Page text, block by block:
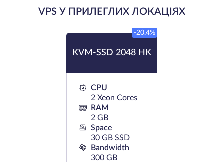
VPS У ПРИЛЕГЛИХ ЛОКАЦІЯХ
KVM-SSD 2048 HK
-20.4%
CPU
2 Xeon Cores
RAM
2 GB
Space
30 GB SSD
Bandwidth
300 GB